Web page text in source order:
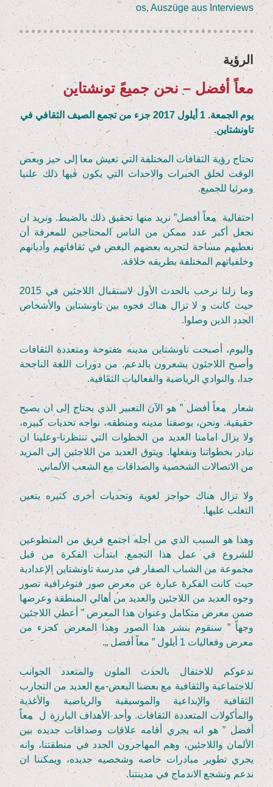
os, Aus­zü­ge aus Interviews
الرؤية
معاً أفضل – نحن جميعً تونشتاين
يوم الجمعة. 1 أيلول2017جزء من تجمع الصيف الثقافي في
تاونشتاين.
تحتاج رؤية الثقافات المختلفة التي تعيش معا إلى حيز وبعض
الوقت لخلق الخبرات والاحداث التي يكون فيها ذلك علنيا
ومرئيا للجميع.
احتفالية „
معاً أفضل” نريد منها تحقيق ذلك بالضبط. ونريد ان
نجعل أكبر عدد ممكن من الناس المحتاجين للمعرفة أن
نعطيهم مساحة لتجربه بعضهم البعض في ثقافاتهم وأديانهم
وخلفياتهم المختلفة بطريقه خلاقة.
وما زلنا نرحب بالحدث الأول لاستقبال اللاجئين في 2015
حيث كانت و لا تزال هناك فجوه بين تاونشتاين والأشخاص
الجدد الذين وصلوا.
واليوم، أصبحت تاونشتاين مدينه مفتوحة ومتعددة الثقافات
وأصبح اللاجئون يشعرون بالدعم. من دورات اللغة الناجحة
جدا، والنوادي الرياضية والفعاليات الثقافية.
شعار „
معاً أفضل ” هو الآن التعبير الذي يحتاج إلى ان يصبح
حقيقية. ونحن، بوصفنا مدينه ومنطقه، نواجه تحديات كبيره،
ولا يزال امامنا العديد من الخطوات التي تنتظرنا-وعلينا ان
نبادر بخطواتنا ونفعلها. ويتوق العديد من اللاجئين إلى المزيد
من الاتصالات الشخصية والصداقات مع الشعب الألماني.
ولا تزال هناك حواجز لغوية وتحديات أخرى كثيره يتعين
التغلب عليها.
وهذا هو السبب الذي من أجله اجتمع فريق من المتطوعين
للشروع في عمل هذا التجمع. ابتدأت الفكرة من قبل
مجموعة من الشباب الصفار في مدرسة تاونشتاين الإعدادية
حيث كانت الفكرة عبارة عن معرض صور فتوغرافية تصور
وجوه العديد من اللاجئين والعديد من أهالي المنطقة وعرضها
ضمن معرض متكامل وعنوان هذا المعرض ” أعطي اللاجئين
وجهاً ” سنقوم بنشر هذا الصور وهذا المعرض كجزء من
معرض وفعاليات 1 أيلول ” معاً أفضل „.
ندعوكم للاحتفال بالحدث الملون والمتعدد الجوانب
للاجتماعية والثقافية مع بعضنا البعض-مع العديد من التجارب
الثقافية والإبداعية والموسيقية والرياضية والأغذية
والمأكولات المتعددة الثقافات. وأحد الأهداف البارزة ل
„
معاً
أفضل ” هو انه يجري أقامه علاقات وصداقات جديده بين
الألمان واللاجئين، وهم المهاجرون الجدد في منطقتنا، وانه
يجري تطوير مبادرات خاصه وشخصيه جديده، ويمكننا ان
ندعم ونشجع الاندماج في مدينتنا.